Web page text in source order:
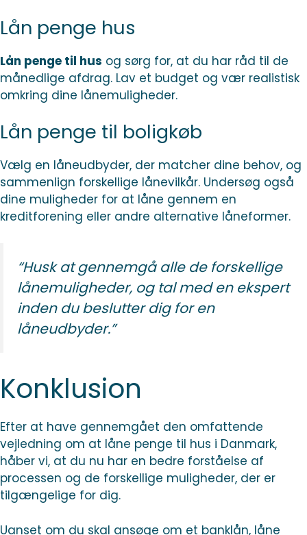
Lån penge hus
Lån penge til hus og sørg for, at du har råd til de
månedlige afdrag. Lav et budget og vær realistisk
omkring dine lånemuligheder.
Lån penge til boligkøb
Vælg en låneudbyder, der matcher dine behov, og
sammenlign forskellige lånevilkår. Undersøg også
dine muligheder for at låne gennem en
kreditforening eller andre alternative låneformer.
“Husk at gennemgå alle de forskellige
lånemuligheder, og tal med en ekspert
inden du beslutter dig for en
låneudbyder.”
Konklusion
Efter at have gennemgået den omfattende
vejledning om at låne penge til hus i Danmark,
håber vi, at du nu har en bedre forståelse af
processen og de forskellige muligheder, der er
tilgængelige for dig.
Uanset om du skal ansøge om et banklån, låne